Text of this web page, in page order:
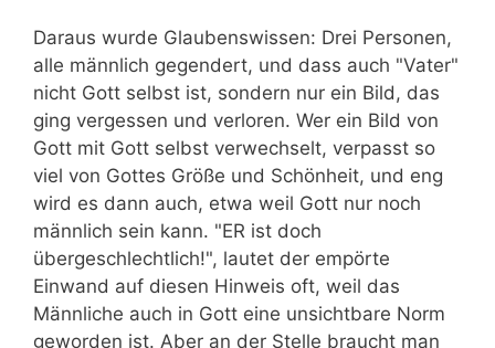
Daraus wurde Glaubenswissen: Drei Personen,
alle männlich gegendert, und dass auch "Vater"
nicht Gott selbst ist, sondern nur ein Bild, das
ging vergessen und verloren. Wer ein Bild von
Gott mit Gott selbst verwechselt, verpasst so
viel von Gottes Größe und Schönheit, und eng
wird es dann auch, etwa weil Gott nur noch
männlich sein kann. "ER ist doch
übergeschlechtlich!", lautet der empörte
Einwand auf diesen Hinweis oft, weil das
Männliche auch in Gott eine unsichtbare Norm
geworden ist. Aber an der Stelle braucht man